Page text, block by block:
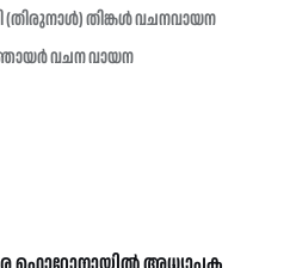
തിങ്കൾ വചനവായന
വചന വായന